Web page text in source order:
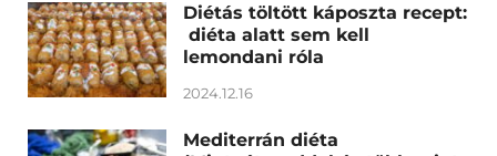
Diétás töltött káposzta recept:
diéta alatt sem kell
lemondani róla
2024.12.16
Mediterrán diéta